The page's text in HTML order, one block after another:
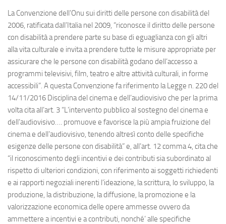
La Convenzione dell’Onu sui diritti delle persone con disabilità del
2006, ratificata dall’Italia nel 2009, “riconosce il diritto delle persone
con disabilità a prendere parte su base di eguaglianza con gli altri
alla vita culturale e invita a prendere tutte le misure appropriate per
assicurare che le persone con disabilità godano dell’accesso a
programmi televisivi, film, teatro e altre attività culturali, in forme
accessibili”. A questa Convenzione fa riferimento la Legge n. 220 del
14/11/2016 Disciplina del cinema e dell’audiovisivo che per la prima
volta cita all’art. 3 “L’intervento pubblico al sostegno del cinema e
dell’audiovisivo…. promuove e favorisce la più ampia fruizione del
cinema e dell’audiovisivo, tenendo altresì conto delle specifiche
esigenze delle persone con disabilità” e, all’art. 12 comma 4, cita che
“il riconoscimento degli incentivi e dei contributi sia subordinato al
rispetto di ulteriori condizioni, con riferimento ai soggetti richiedenti
e ai rapporti negoziali inerenti l’ideazione, la scrittura, lo sviluppo, la
produzione, la distribuzione, la diffusione, la promozione e la
valorizzazione economica delle opere ammesse ovvero da
ammettere a incentivi e a contributi, nonché’ alle specifiche